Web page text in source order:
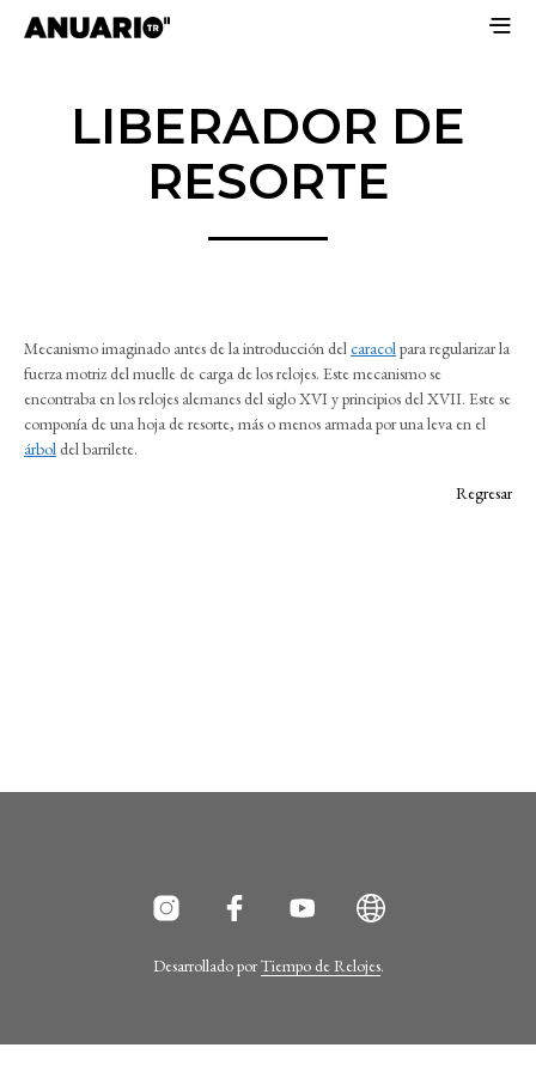
LIBERADOR DE
RESORTE
Mecanismo imaginado antes de la introducción delcaracolpara regularizar la
fuerza motriz del muelle de carga de los relojes. Este mecanismo se
encontraba en los relojes alemanes del siglo XVI y principios del XVII. Este se
componía de una hoja de resorte, más o menos armada por una leva en el
árbol del barrilete.
Regresar
Desarrollado porTiempo de Relojes.